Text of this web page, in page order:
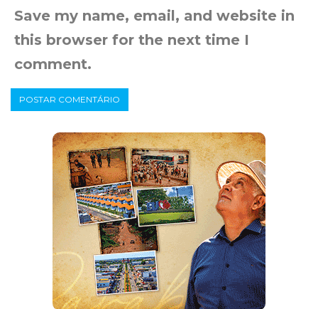
Save my name, email, and website in
this browser for the next time I
comment.